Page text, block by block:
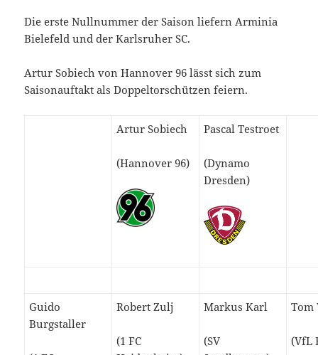
Die erste Nullnummer der Saison liefern Arminia
Bielefeld und der Karlsruher SC.
Artur Sobiech von Hannover 96 lässt sich zum
Saisonauftakt als Doppeltorschützen feiern.
Artur Sobiech
(Hannover 96)
Pascal Testroet
(Dynamo
Dresden)
Guido
Burgstaller
Robert Zulj
(1 FC
Markus Karl
(SV
Tom
(VfL